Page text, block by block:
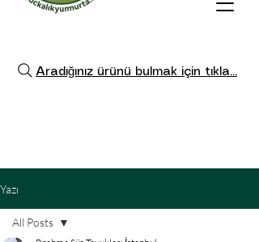
Aradığınız ürünü bulmak için tıkla...
Yazı
All Posts